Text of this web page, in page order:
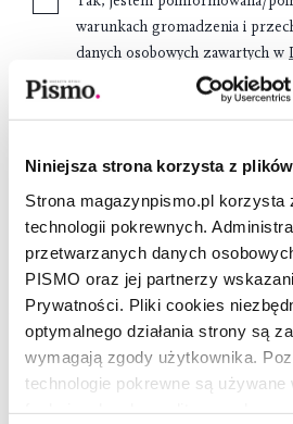
Niniejsza strona korzysta z
Strona magazynpismo.pl korzysta
technologii pokrewnych.
przetwarzanych danych
PISMO oraz jej partnerzy
Prywatności. Pliki cookies
optymalnego działania strony są
wymagają zgody użytkownika.
technologie pokrewne są używane
warunkach gromadzenia i
danych osobowych zawartych w
Wyrażam zgodę na
osobowych przez Fundację
Załóż
Dostawa
Wybierz sposób dostawy i